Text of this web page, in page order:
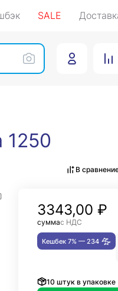
SALE
1250
В
3343,00 ₽
суммас НДС
Кешбек 7% — 234
10 штук в упаковке